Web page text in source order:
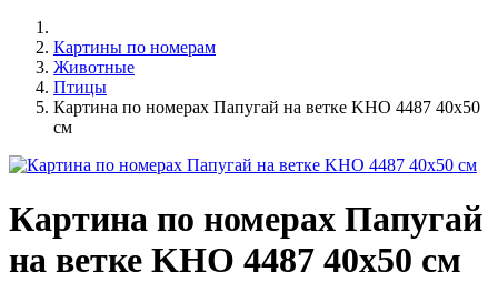
Картины по номерам
Животные
Птицы
Картина по номерах Папугай на ветке KHO 4487 40x50
см
Картина по номерах Папугай
на ветке KHO 4487 40x50 см